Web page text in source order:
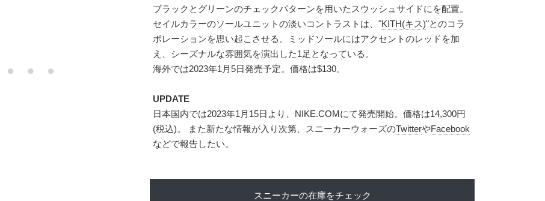
ブラックとグリーンのチェックパターンを用いたスウッシュサイドにを配置。
セイルカラーのソールユニットの淡いコントラストは、"KITH(キス)"とのコラ
ボレーションを思い起こさせる。ミッドソールにはアクセントのレッドを加
え、シーズナルな雰囲気を演出した1足となっている。
海外では2023年1月5日発売予定。価格は$130。
UPDATE
日本国内では2023年1月15日より、NIKE.COMにて発売開始。価格は14,300円
(税込)。 また新たな情報が入り次第、スニーカーウォーズのTwitterやFacebook
などで報告したい。
スニーカーの在庫をチェック